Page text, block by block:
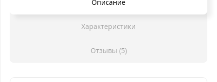
Описание
Характеристики
Отзывы (5)